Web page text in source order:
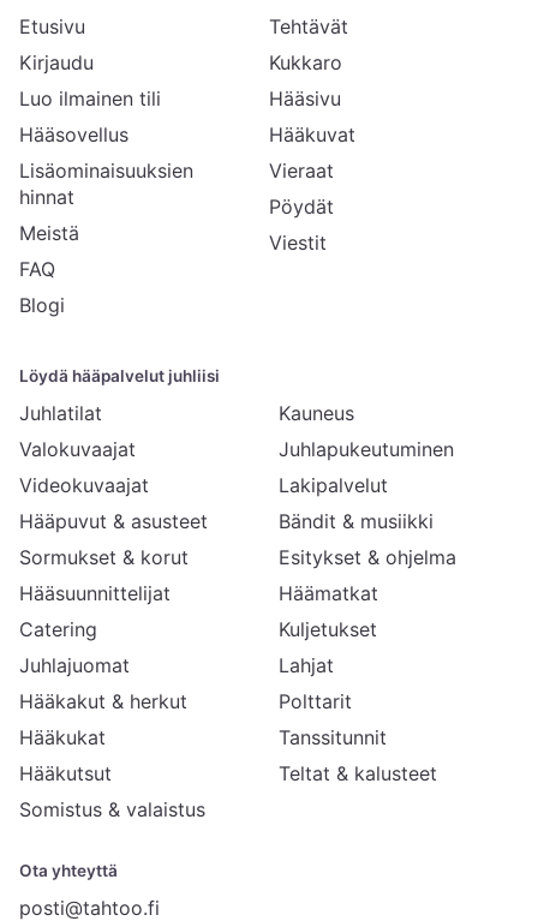
Ota yhteyttä
posti@tahtoo.fi
Etusivu
Kirjaudu
Luo ilmainen tili
Hääsovellus
Lisäominaisuuksien
hinnat
Meistä
FAQ
Blogi
Tehtävät
Kukkaro
Hääsivu
Hääkuvat
Vieraat
Pöydät
Viestit
Löydä hääpalvelut juhliisi
Juhlatilat
Valokuvaajat
Videokuvaajat
Hääpuvut & asusteet
Sormukset & korut
Hääsuunnittelijat
Catering
Juhlajuomat
Hääkakut & herkut
Hääkukat
Hääkutsut
Somistus & valaistus
Kauneus
Juhlapukeutuminen
Lakipalvelut
Bändit & musiikki
Esitykset & ohjelma
Häämatkat
Kuljetukset
Lahjat
Polttarit
Tanssitunnit
Teltat & kalusteet